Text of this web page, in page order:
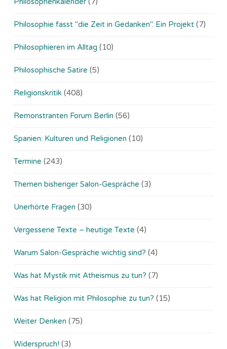
Philosophie fasst "die Zeit in Gedanken". Ein Projekt (7)
Philosophieren im Alltag (10)
Philosophische Satire (5)
Religionskritik (408)
Remonstranten Forum Berlin (56)
Spanien: Kulturen und Religionen (10)
Termine (243)
Themen bisheriger Salon-Gespräche (3)
Unerhörte Fragen (30)
Vergessene Texte – heutige Texte (4)
Warum Salon-Gespräche wichtig sind? (4)
Was hat Mystik mit Atheismus zu tun? (7)
Was hat Religion mit Philosophie zu tun? (15)
Weiter Denken (75)
Widerspruch! (3)